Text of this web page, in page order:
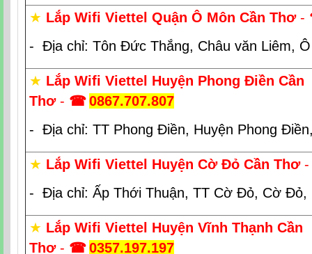
★ Lắp Wifi Viettel Quận Ô Môn Cần Thơ-
- Địa chỉ: Tôn Đức Thắng, Châu văn Liêm,
★ Lắp Wifi Viettel Huyện Phong Điền Cần
Thơ- ☎0867.707.807
- Địa chỉ: TT Phong Điền, Huyện Phong
★ Lắp Wifi Viettel Huyện Cờ Đỏ Cần Thơ
- Địa chỉ: Ấp Thới Thuận, TT Cờ Đỏ, Cờ Đỏ,
★ Lắp Wifi Viettel Huyện Vĩnh Thạnh Cần
Thơ- ☎0357.197.197